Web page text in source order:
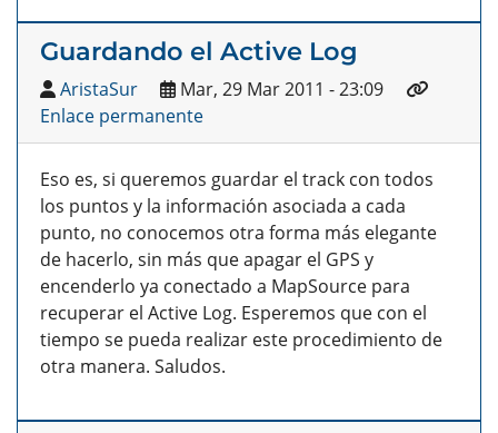
Guardando el Active Log
AristaSur
Mar, 29 Mar 2011 - 23:09
Enlace permanente
Eso es, si queremos guardar el track con todos
los puntos y la información asociada a cada
punto, no conocemos otra forma más elegante
de hacerlo, sin más que apagar el GPS y
encenderlo ya conectado a MapSource para
recuperar el Active Log. Esperemos que con el
tiempo se pueda realizar este procedimiento de
otra manera. Saludos.